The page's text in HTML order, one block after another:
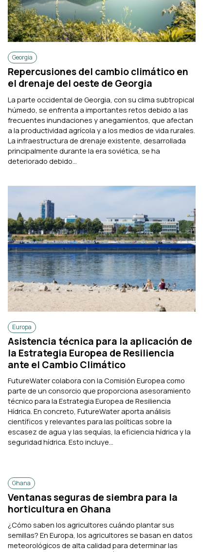
Georgia
Repercusiones del cambio climático en
el drenaje del oeste de Georgia
La parte occidental de Georgia, con su clima subtropical
húmedo, se enfrenta a importantes retos debido a las
frecuentes inundaciones y anegamientos, que afectan
a la productividad agrícola y a los medios de vida rurales.
La infraestructura de drenaje existente, desarrollada
principalmente durante la era soviética, se ha
deteriorado debido...
Europa
Asistencia técnica para la aplicación de
la Estrategia Europea de Resiliencia
ante el Cambio Climático
FutureWater colabora con la Comisión Europea como
parte de un consorcio que proporciona asesoramiento
técnico para la Estrategia Europea de Resiliencia
Hídrica. En concreto, FutureWater aporta análisis
científicos y relevantes para las políticas sobre la
escasez de agua y las sequías, la eficiencia hídrica y la
seguridad hídrica. Esto incluye...
Ghana
Ventanas seguras de siembra para la
horticultura en Ghana
¿Cómo saben los agricultores cuándo plantar sus
semillas? En Europa, los agricultores se basan en datos
meteorológicos de alta calidad para determinar las